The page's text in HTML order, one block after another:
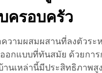
ครอบครัว
วามผสมผสานที่ลงตัวระ
อกแบบที่ทันสมัย ด้วยการ
นเหล่านี้มีประสิทธิภาพสู